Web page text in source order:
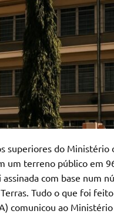
superiores do Ministério
um terreno público em
com base num
Tudo o que foi
comunicou ao